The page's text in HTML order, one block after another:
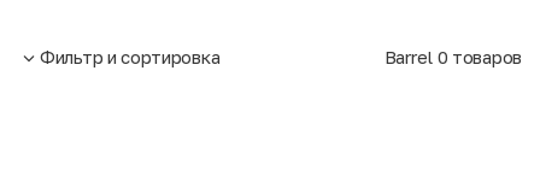
Фильтр и сортировка Barrel 0 товаров